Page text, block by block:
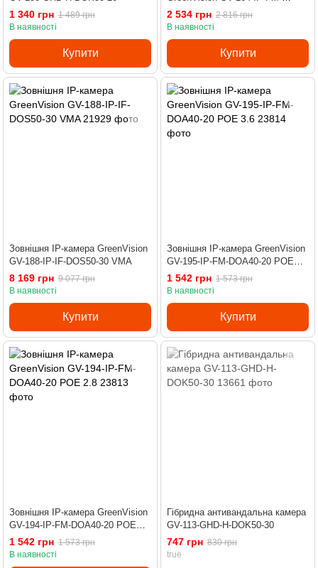
1 340 грн 1 489 грн
В наявності
Купити
DOA50-15 POE 5MP (Lite)
2 534 грн 2 816 грн
В наявності
Купити
Зовнішня IP-камера GreenVision
GV-188-IP-IF-DOS50-30 VMA
8 169 грн 9 077 грн
В наявності
Купити
Зовнішня IP-камера GreenVision
GV-195-IP-FM-DOA40-20 POE
3.6
1 542 грн 1 573 грн
В наявності
Купити
Зовнішня IP-камера GreenVision
GV-194-IP-FM-DOA40-20 POE
2.8
1 542 грн 1 573 грн
В наявності
Гібридна антивандальна камера
GV-113-GHD-H-DOK50-30
747 грн 830 грн
true